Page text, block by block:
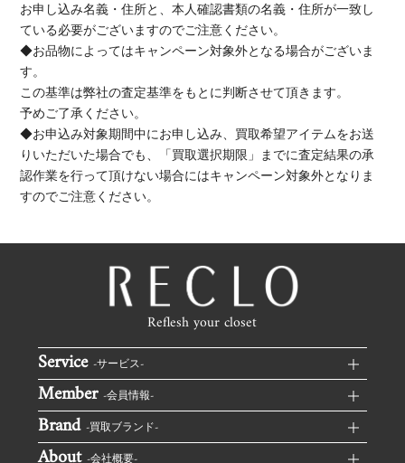
お申し込み名義・住所と、本人確認書類の名義・住所が一致し
ている必要がございますのでご注意ください。
◆お品物によってはキャンペーン対象外となる場合がございま
す。
この基準は弊社の査定基準をもとに判断させて頂きます。
予めご了承ください。
◆お申込み対象期間中にお申し込み、買取希望アイテムをお送
りいただいた場合でも、「買取選択期限」までに査定結果の承
認作業を行って頂けない場合にはキャンペーン対象外となりま
すのでご注意ください。
Reflesh your closet
Service -サービス-
RECLOブランド買取TOP
無料集荷を申し込む
LINE査定
Member -会員情報-
ログイン
マイページ
Brand -買取ブランド-
ルイヴィトン買取